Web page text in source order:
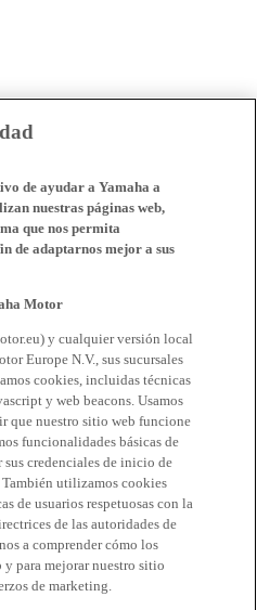
de ayudar a Yamaha a
nuestras páginas web,
que nos permita
de adaptarnos mejor a sus
Motor
y cualquier versión local
Europe N.V., sus sucursales
cookies, incluidas técnicas
y web beacons. Usamos
que nuestro sitio web funcione
funcionalidades básicas de
credenciales de inicio de
utilizamos cookies
de usuarios respetuosas con la
de las autoridades de
a comprender cómo los
para mejorar nuestro sitio
de marketing.